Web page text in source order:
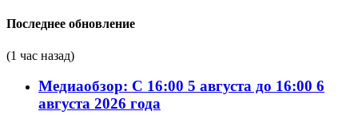
Последнее обновление
(1 час назад)
Медиаобзор: С 16:00 5 августа до 16:00 6
августа 2026 года